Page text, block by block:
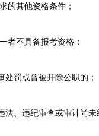
其他资格条件；
不具备报考资格：
罚或曾被开除公职的；
、违纪审查或审计尚未